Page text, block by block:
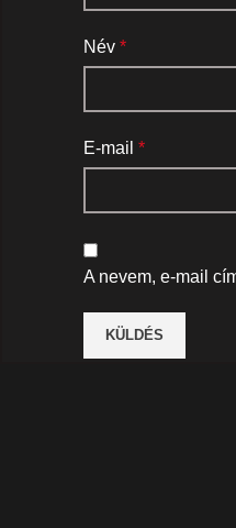
Név *
E-mail *
A nevem, e-mail